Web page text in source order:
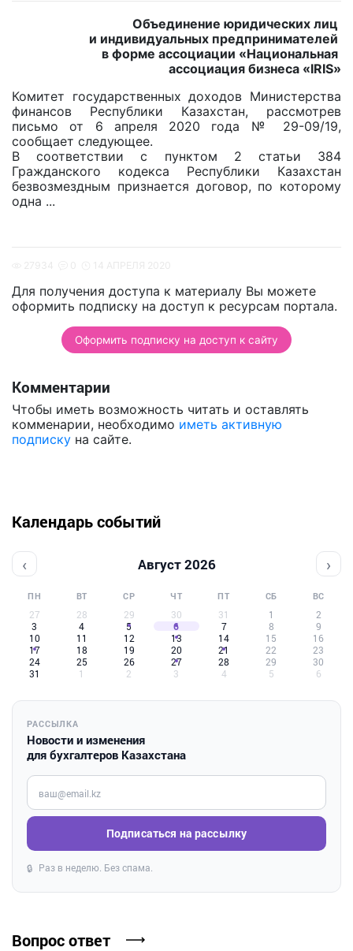
Объединение юридических лиц
и индивидуальных предпринимателей
в форме ассоциации «Национальная
ассоциация бизнеса «IRIS»
Комитет государственных доходов Министерства
финансов Республики Казахстан, рассмотрев
письмо от 6 апреля 2020 года № 29-09/19,
сообщает следующее.
В соответствии с пунктом 2 статьи 384
Гражданского кодекса Республики Казахстан
безвозмездным признается договор, по которому
одна ...
Для получения доступа к материалу Вы можете
оформить подписку на доступ к ресурсам портала.
Оформить подписку на доступ к сайту
Комментарии
Чтобы иметь возможность читать и оставлять
комменарии, необходимо иметь активную
подписку на сайте.
Календарь событий
‹ Август 2026 ›
ПН ВТ СР ЧТ ПТ СБ ВС
27 28 29 30 31 1
2
3
4 5 6 7 8
9
10
11 12 13 14 15
16
17
18 19 20 21 22
23
24
25 26 27 28 29
30
31
1 2 3 4 5 6
РАССЫЛКА
Новости и изменения
для бухгалтеров Казахстана
Введите ваш e-mail
Подписаться на рассылку
🔒 Раз в неделю. Без спама.
Вопрос ответ